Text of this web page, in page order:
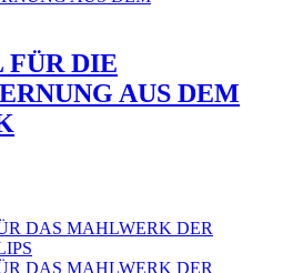
FÜR DIE
AUS DEM